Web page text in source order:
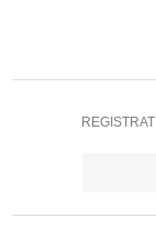
REGISTRATI